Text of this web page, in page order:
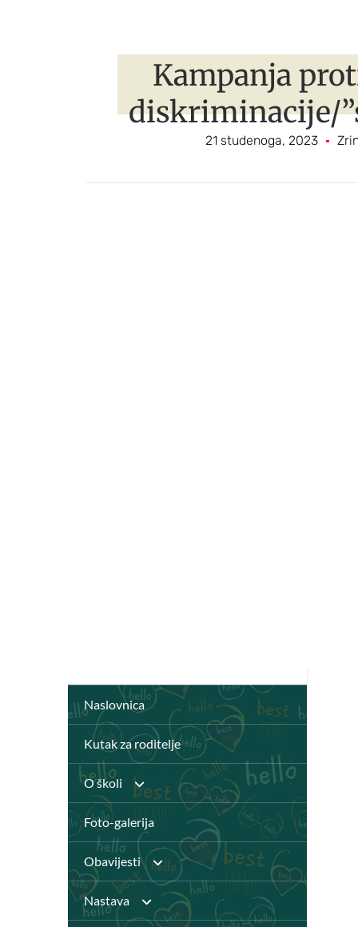
Kampanja
diskriminacije/
21 studenoga, 2023
Naslovnica
Kutak za roditelje
O školi
Anž Frankopan
Knjižnica
Foto-galerija
Obavijesti
Javni pozivi
Nastava